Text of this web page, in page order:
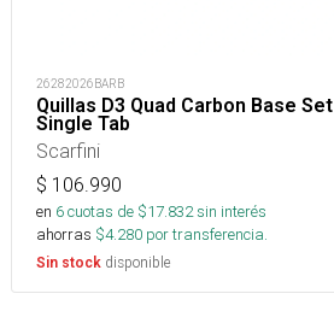
26282026BARB
Quillas D3 Quad Carbon Base Set
Single Tab
Scarfini
$ 106.990
en 6cuotas de $17.832sin interés
ahorras $4.280 por transferencia.
Sin stock disponible